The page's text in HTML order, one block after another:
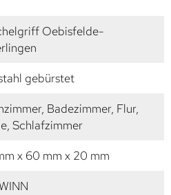
Oebisfelde-
gebürstet
Badezimmer, Flur,
Schlafzimmer
x 60 mm x 20 mm